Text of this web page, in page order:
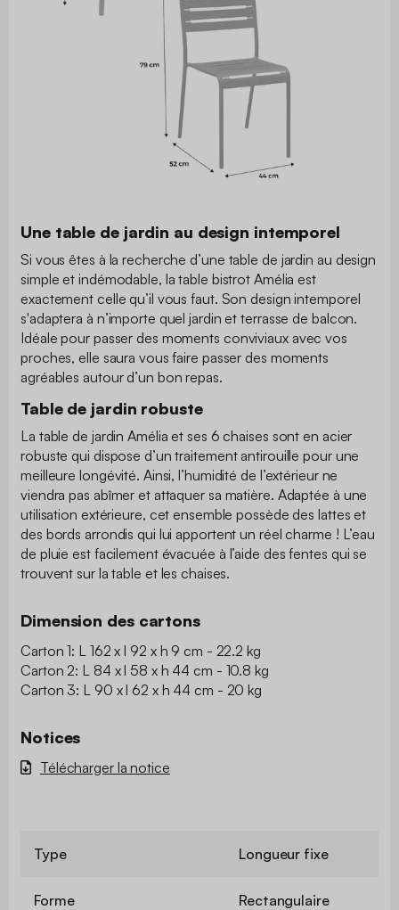
Une table de jardin au design intemporel
Si vous êtes à la recherche d’une table de jardin au design
simple et indémodable, la table bistrot Amélia est
exactement celle qu’il vous faut. Son design intemporel
s'adaptera à n’importe quel jardin et terrasse de balcon.
Idéale pour passer des moments conviviaux avec vos
proches, elle saura vous faire passer des moments
agréables autour d’un bon repas.
Table de jardin robuste
La table de jardin Amélia et ses 6 chaises sont en acier
robuste qui dispose d’un traitement antirouille pour une
meilleure longévité. Ainsi, l’humidité de l’extérieur ne
viendra pas abîmer et attaquer sa matière. Adaptée à une
utilisation extérieure, cet ensemble possède des lattes et
des bords arrondis qui lui apportent un réel charme ! L’eau
de pluie est facilement évacuée à l’aide des fentes qui se
trouvent sur la table et les chaises.
Dimension des cartons
Carton 1: L 162 x l 92 x h 9 cm - 22.2 kg
Carton 2: L 84 x l 58 x h 44 cm - 10.8 kg
Carton 3: L 90 x l 62 x h 44 cm - 20 kg
Notices
Télécharger la notice
Type Longueur fixe
Forme Rectangulaire